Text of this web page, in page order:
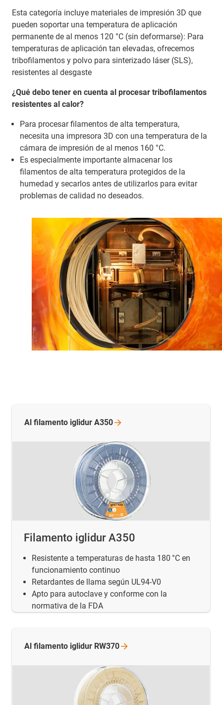
Esta categoría incluye materiales de impresión 3D que
pueden soportar una temperatura de aplicación
permanente de al menos 120 °C (sin deformarse): Para
temperaturas de aplicación tan elevadas, ofrecemos
tribofilamentos y polvo para sinterizado láser (SLS),
resistentes al desgaste
¿Qué debo tener en cuenta al procesar tribofilamentos
resistentes al calor?
Para procesar filamentos de alta temperatura,
necesita una impresora 3D con una temperatura de la
cámara de impresión de al menos 160 °C.
Es especialmente importante almacenar los
filamentos de alta temperatura protegidos de la
humedad y secarlos antes de utilizarlos para evitar
problemas de calidad no deseados.
Filamento iglidur A350
Resistente a temperaturas de hasta 180 °C en
funcionamiento continuo
Retardantes de llama según UL94-V0
Apto para autoclave y conforme con la
normativa de la FDA
Al filamento iglidur A350
Al filamento iglidur RW370